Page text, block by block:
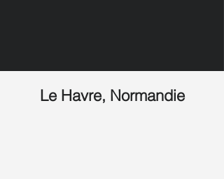
Le Havre, Normandie